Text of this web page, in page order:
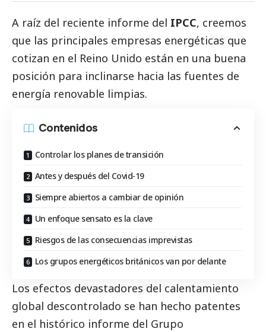
A raíz del reciente informe del IPCC, creemos
que las principales empresas energéticas que
cotizan en el Reino Unido están en una buena
posición para inclinarse hacia las fuentes de
energía renovable limpias.
Contenidos
Controlar los planes de transición
Antes y después del Covid-19
Siempre abiertos a cambiar de opinión
Un enfoque sensato es la clave
Riesgos de las consecuencias imprevistas
Los grupos energéticos británicos van por delante
Los efectos devastadores del calentamiento
global descontrolado se han hecho patentes
en el histórico informe del Grupo